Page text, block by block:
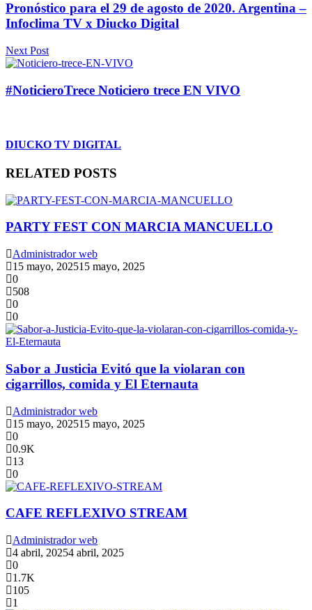
Pronóstico para el 29 de agosto de 2020. Argentina –
Infoclima TV x Diucko Digital
Next Post
#NoticieroTrece Noticiero trece EN VIVO
DIUCKO TV DIGITAL
RELATED POSTS
PARTY FEST CON MARCIA MANCUELLO
Administrador web
15 mayo, 202515 mayo, 2025
0
508
0
0
Sabor a Justicia Evitó que la violaran con
cigarrillos, comida y El Eternauta
Administrador web
15 mayo, 202515 mayo, 2025
0
0.9K
13
0
CAFE REFLEXIVO STREAM
Administrador web
4 abril, 20254 abril, 2025
0
1.7K
105
1